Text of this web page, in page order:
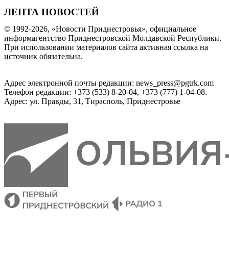
ЛЕНТА НОВОСТЕЙ
© 1992-2026, «Новости Приднестровья», официальное
информагентство Приднестровской Молдавской Республики.
При использовании материалов сайта активная ссылка на
источник обязательна.
Адрес электронной почты редакции: news_press@pgtrk.com
Телефон редакции: +373 (533) 8-20-04, +373 (777) 1-04-08.
Адрес: ул. Правды, 31, Тирасполь, Приднестровье